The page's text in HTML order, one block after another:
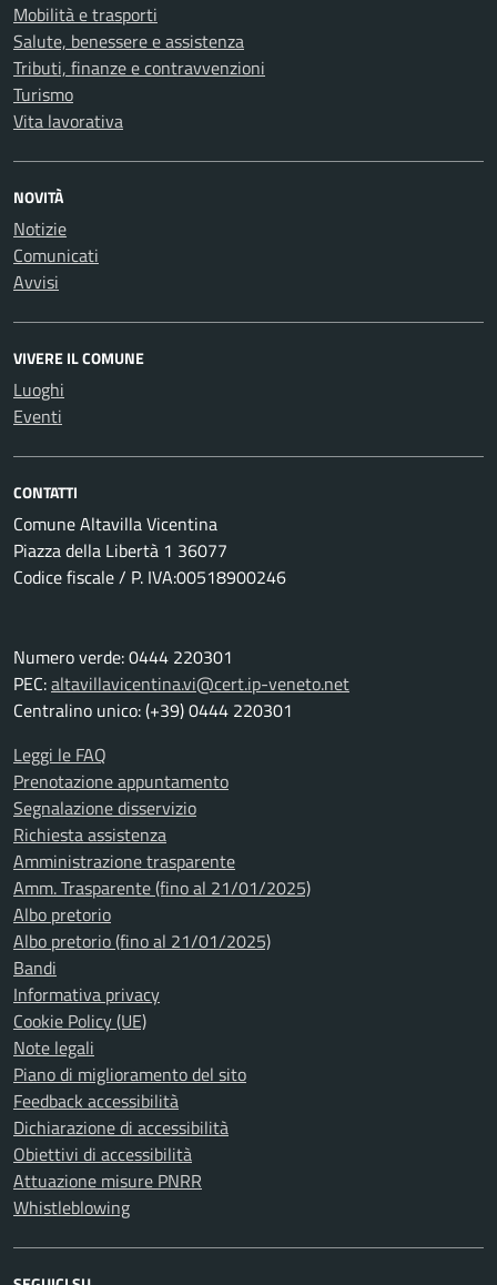
Mobilità e trasporti
Salute, benessere e assistenza
Tributi, finanze e contravvenzioni
Turismo
Vita lavorativa
NOVITÀ
Notizie
Comunicati
Avvisi
VIVERE IL COMUNE
Luoghi
Eventi
CONTATTI
Comune Altavilla Vicentina
Piazza della Libertà 1 36077
Codice fiscale / P. IVA:00518900246
Numero verde: 0444 220301
PEC:altavillavicentina.vi@cert.ip-veneto.net
Centralino unico: (+39) 0444 220301
Leggi le FAQ
Prenotazione appuntamento
Segnalazione disservizio
Richiesta assistenza
Amministrazione trasparente
Amm. Trasparente (fino al 21/01/2025)
Albo pretorio
Albo pretorio (fino al 21/01/2025)
Bandi
Informativa privacy
Cookie Policy (UE)
Note legali
Piano di miglioramento del sito
Feedback accessibilità
Dichiarazione di accessibilità
Obiettivi di accessibilità
Attuazione misure PNRR
Whistleblowing